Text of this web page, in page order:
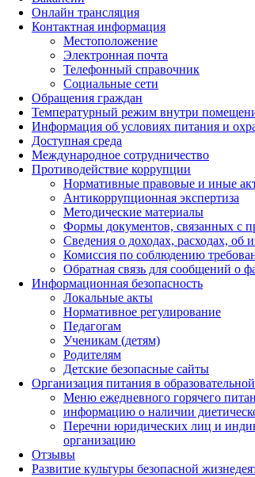
Онлайн трансляция
Контактная информация
Местоположение
Электронная почта
Телефонный справочник
Социальные сети
Обращения граждан
Температурный режим внутри
Информация об условиях питания и
Доступная среда
Международное сотрудничество
Противодействие коррупции
Нормативные правовые и иные
Антикоррупционная экспертиза
Методические материалы
Формы документов, связанных с
Сведения о доходах, расходах, об
Комиссия по соблюдению
Обратная связь для сообщений о
Информационная безопасность
Локальные акты
Нормативное регулирование
Педагогам
Ученикам (детям)
Родителям
Детские безопасные сайты
Организация питания в
Меню ежедневного горячего
информацию о наличии
Перечни юридических лиц и
организацию
Отзывы
Развитие культуры безопасной